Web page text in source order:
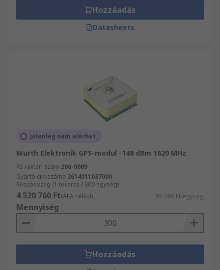
Hozzáadás
Datasheets
Jelenleg nem elérhet_
Wurth Elektronik GPS-modul -148 dBm 1620 MHz
RS raktári szám 206-0009
Gyártó cikkszáma 2614011037000
Részösszeg (1 tekercs / 300 egység)
4 520 760 Ft(ÁFA nélkül) 15 069 Ft/egység
Mennyiség
Hozzáadás